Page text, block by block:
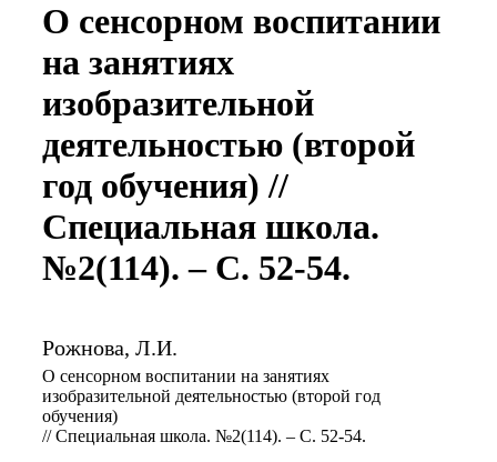
О сенсорном воспитании
на занятиях
изобразительной
деятельностью (второй
год обучения) //
Специальная школа.
№2(114). – С. 52-54.
Рожнова, Л.И.
О сенсорном воспитании на занятиях
изобразительной деятельностью (второй год
обучения)
// Специальная школа. №2(114). – С. 52-54.